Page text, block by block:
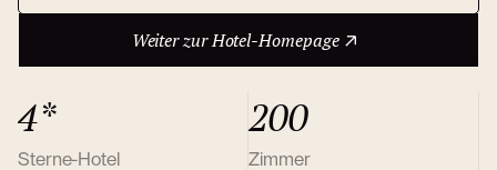
Weiter zur Hotel-Homepage
Über das Hotel
4*
Sterne-Hotel
200
Zimmer